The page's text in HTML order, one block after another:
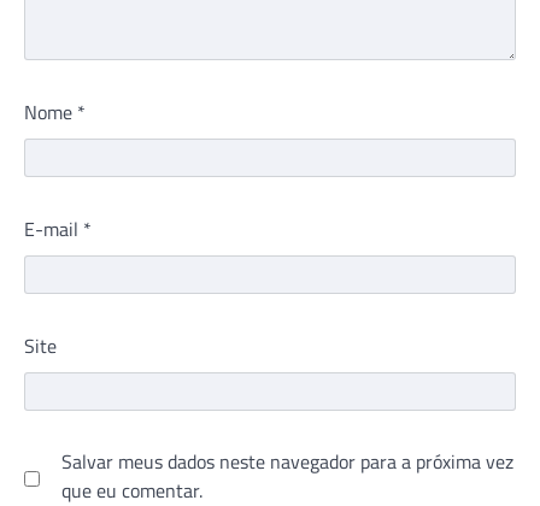
Nome *
E-mail *
Site
Salvar meus dados neste navegador para a próxima vez
que eu comentar.